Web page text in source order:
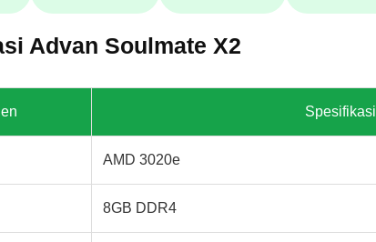
Advan Soulmate X2
Spesifikasi
AMD 3020e
8GB DDR4